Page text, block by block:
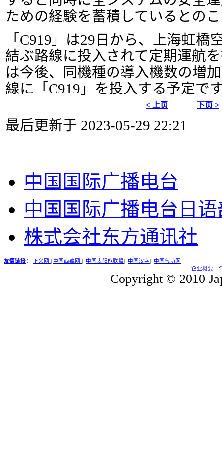
ための経験を蓄積しているとの
「C919」は29日から、上海虹橋
結ぶ路線に投入されて定期運航
は今後、同機種の導入機数の増
線に「C919」を投入する予定で
< 上页 下页 >
最后更新于 2023-05-29 22:21
中国国际广播电台
中国国际广播电台日语
株式会社东方通讯社
友情链接： 正义网 中国西藏网 中国太阳能联盟 中国汉字
中国气功网
企业概要 -
Copyright © 2010